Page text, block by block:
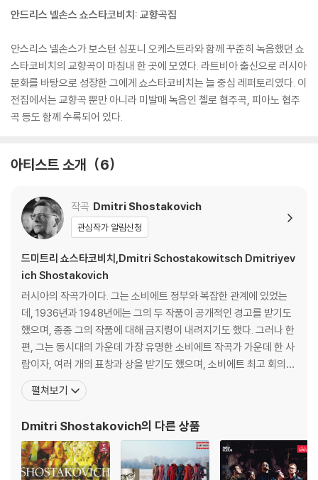
안드리스 넬손스 쇼스타코비치: 교향곡집
안스리스 넬손스가 보스턴 심포니 오케스트라와 함께 꾸준히 녹음했던 쇼
스타코비치의 교향곡이 마침내 한 곳에 모였다. 라트비아 출신으로 러시아
문화를 바탕으로 성장한 그에게 쇼스타코비치는 늘 중심 레퍼토리였다. 이
전집에서는 교향곡 뿐만 아니라 미발매 녹음인 첼로 협주곡, 피아노 협주
곡 등도 함께 수록되어 있다.
아티스트 소개 6
작곡 Dmitri Shostakovich
관심작가 알림신청
드미트리 쇼스타코비치,Dmitri Schostakowitsch Dmitriyev
ich Shostakovich
러시아의 작곡가이다. 그는 소비에트 정부와 복잡한 관계에 있었는
데, 1936년과 1948년에는 그의 두 작품이 공개적인 경고를 받기도
했으며, 종종 그의 작품에 대해 금지령이 내려지기도 했다. 그러나 한
편, 그는 동시대의 가운데 가장 유명한 소비에트 작곡가 가운데 한 사
람이자, 여러 개의 표창과 상을 받기도 했으며, 소비에트 최고 회의
위원이기도 했다. 초창기의 아방가르드 시기를 제외하면, 쇼스타코
비치는 주로 낭만파의 작품을 썼으며, 특히 구스타프 말러의 영향을
입하였으며 종종 12음렬 기법을 사용하기도 했
펼쳐보기
Dmitri Shostakovich의 다른 상품